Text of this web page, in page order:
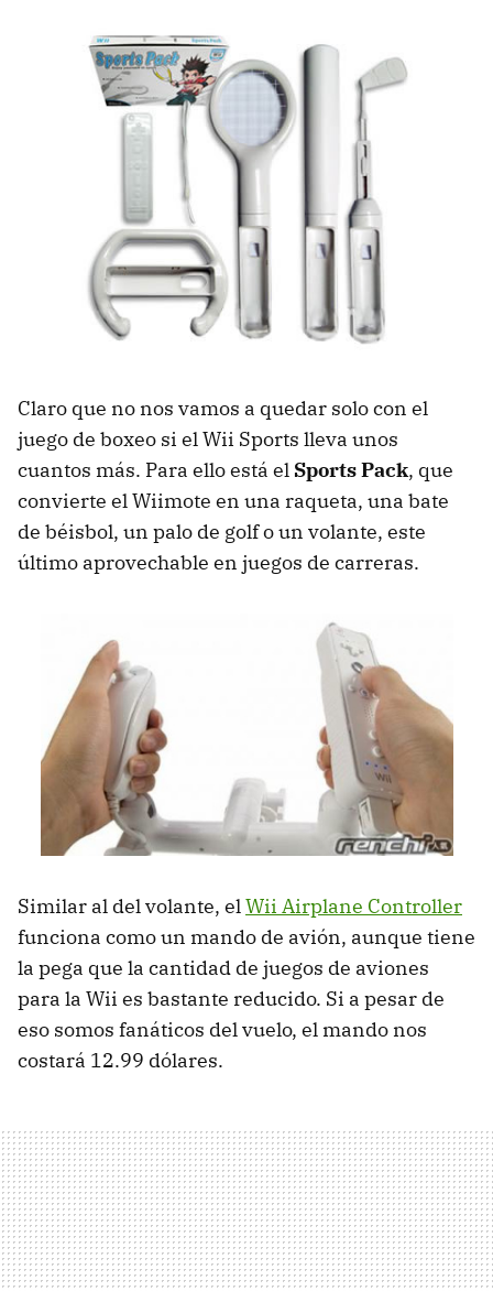
Claro que no nos vamos a quedar solo con el
juego de boxeo si el Wii Sports lleva unos
cuantos más. Para ello está el Sports Pack, que
convierte el Wiimote en una raqueta, una bate
de béisbol, un palo de golf o un volante, este
último aprovechable en juegos de carreras.
Similar al del volante, elWii Airplane Controller
funciona como un mando de avión, aunque tiene
la pega que la cantidad de juegos de aviones
para la Wii es bastante reducido. Si a pesar de
eso somos fanáticos del vuelo, el mando nos
costará 12.99 dólares.